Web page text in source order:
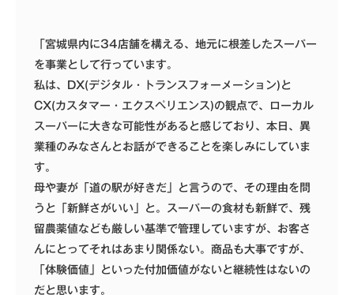
「宮城県内に34店舗を構える、地元に根差したスーパー
を事業として行っています。
私は、DX(デジタル・トランスフォーメーション)と
CX(カスタマー・エクスペリエンス)の観点で、ローカル
スーパーに大きな可能性があると感じており、本日、異
業種のみなさんとお話ができることを楽しみにしていま
す。
母や妻が「道の駅が好きだ」と言うので、その理由を問
うと「新鮮さがいい」と。スーパーの食材も新鮮で、残
留農薬値なども厳しい基準で管理していますが、お客さ
んにとってそれはあまり関係ない。商品も大事ですが、
「体験価値」といった付加価値がないと継続性はないの
だと思います。